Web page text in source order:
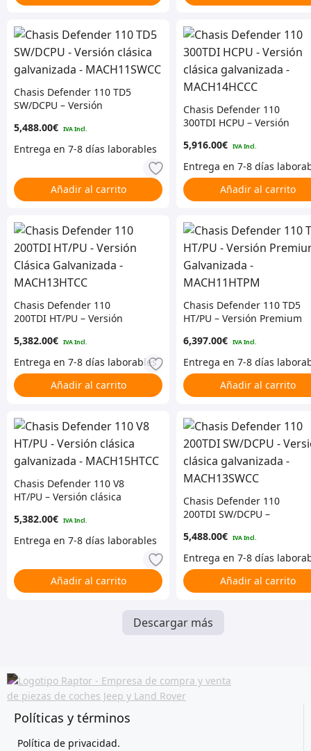
Chasis Defender 110 TD5
SW/DCPU – Versión
MACH11SWCC
5,488.00€
Añadir al carrito
Chasis Defender 110
300TDI HCPU – Versión
MACH14HCCC
5,916.00€
Añadir al carrito
Chasis Defender 110
200TDI HT/PU – Versión
MACH13HTCC
5,382.00€
Añadir al carrito
Chasis Defender 110 TD5
HT/PU – Versión Premium
MACH11HTPM
6,397.00€
Añadir al carrito
Chasis Defender 110 V8
HT/PU – Versión clásica
MACH15HTCC
5,382.00€
Añadir al carrito
Chasis Defender 110
200TDI SW/DCPU –
galvanizada –
MACH13SWCC
5,488.00€
Añadir al carrito
Descargar más
Políticas y términos
Política de privacidad.
¡Regístrame!
NO, GRACIAS